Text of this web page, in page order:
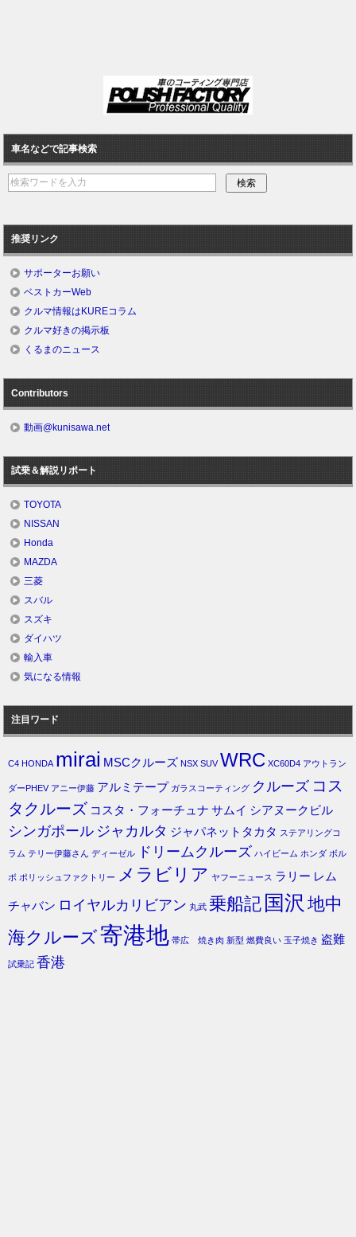
車名などで記事検索
推奨リンク
サポーターお願い
ベストカーWeb
クルマ情報はKUREコラム
クルマ好きの掲示板
くるまのニュース
Contributors
動画@kunisawa.net
試乗＆解説リポート
TOYOTA
NISSAN
Honda
MAZDA
三菱
スバル
スズキ
ダイハツ
輸入車
気になる情報
注目ワード
C4 HONDA mirai MSCクルーズ NSX SUV WRC XC60D4 アウトラン
ダーPHEV アニー伊藤 アルミテープ ガラスコーティング クルーズ コス
タクルーズ コスタ・フォーチュナ サムイ シアヌークビル
シンガポール ジャカルタ ジャパネットタカタ ステアリングコ
ラム テリー伊藤さん ディーゼル ドリームクルーズ ハイビーム ホンダ ボル
ボ ポリッシュファクトリー メラビリア ヤフーニュース ラリー レム
チャバン ロイヤルカリビアン 丸武 乗船記 国沢 地中
海クルーズ寄港地 帯広 焼き肉 新型 燃費良い 玉子焼き 盗難
試乗記 香港